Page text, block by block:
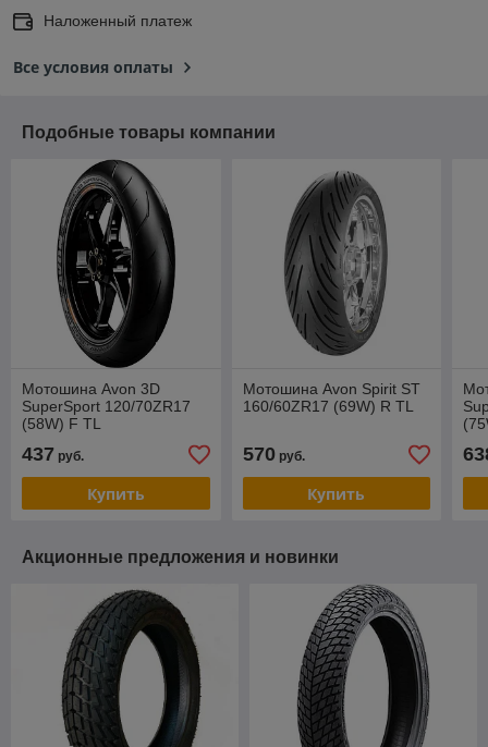
Наложенный платеж
Все условия оплаты
Подобные товары компании
Мотошина Avon 3D
SuperSport 120/70ZR17
(58W) F TL
437 руб.
Купить
Мотошина Avon Spirit ST
160/60ZR17 (69W) R TL
570руб.
Купить
Акционные предложения и новинки